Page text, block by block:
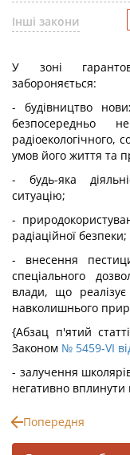
Інші закони
У зоні
забороняється:
- будівництво
безпосередньо
радіоекологічного,
умов його життя та
- будь-яка
ситуацію;
-
радіаційної безпеки;
- внесення
спеціального
влади, що
навколишнього
{Абзац п'ятий
Законом № 5459-VI
- залучення
негативно вплинути
Попередня